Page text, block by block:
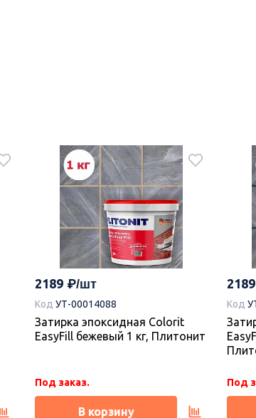
УТ-00021755
Плитка 00-00110184 Castle
Marfil 20,1х50,5, Azori (Азори)
В наличии 1.62 м2
В корзину
Под
2189
Код УТ-00014088
Затирка эпоксидная Colorit
EasyFill бежевый 1 кг, Плитонит
Под заказ.
В корзину
2189
Код
Под